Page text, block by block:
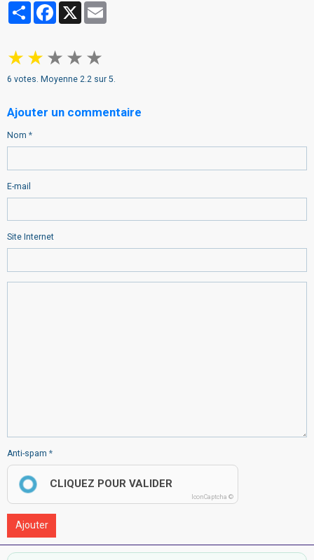
PartagerFacebook
★ ★ ★ ★ ★
6 votes. Moyenne 2.2 sur 5.
Ajouter un commentaire
Nom
E-mail
Site Internet
Anti-spam
CLIQUEZ POUR VALIDER
IconCaptcha ©
Ajouter